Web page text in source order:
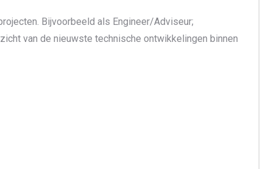
Bijvoorbeeld als Engineer/Adviseur;
van de nieuwste technische ontwikkelingen binnen